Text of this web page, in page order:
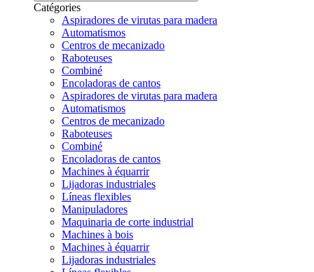
Catégories
Aspiradores de virutas para madera
Automatismos
Centros de mecanizado
Raboteuses
Combiné
Encoladoras de cantos
Aspiradores de virutas para madera
Automatismos
Centros de mecanizado
Raboteuses
Combiné
Encoladoras de cantos
Machines à équarrir
Lijadoras industriales
Líneas flexibles
Manipuladores
Maquinaria de corte industrial
Machines à bois
Machines à équarrir
Lijadoras industriales